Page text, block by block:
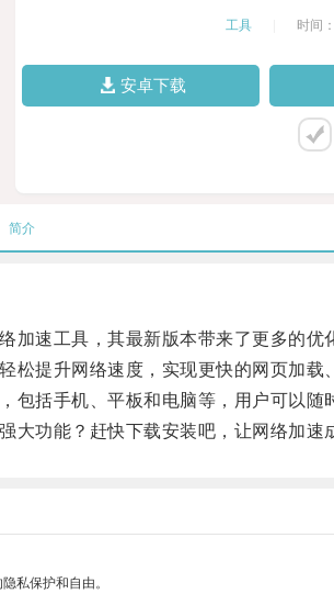
工具 时间
安卓下载
简介
速工具，其最新版本带来了更多的优
提升网络速度，实现更快的网页加载
括手机、平板和电脑等，用户可以随
功能？赶快下载安装吧，让网络加速
私保护和自由。